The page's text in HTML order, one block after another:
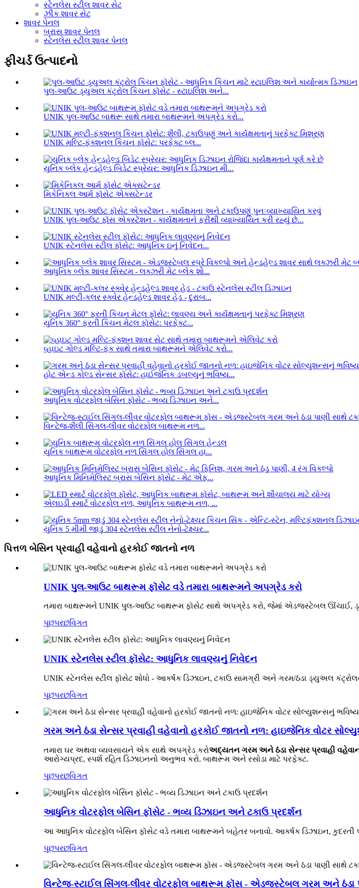
સ્ટેનલેસ સ્ટીલ શાવર સેટ
ઝીંક શાવર સેટ
શાવર પેનલ
બ્રાસ શાવર પેનલ
સ્ટેનલેસ સ્ટીલ શાવર પેનલ
ફીચર્ડ ઉત્પાદનો
પુલ-આઉટ ડ્યુઅલ કંટ્રોલ કિચન ફૉસેટ - સ્ટાઇલિશ અને...
UNIK પુલ-આઉટ બાથરૂ સાથે તમારા બાથરૂમને અપગ્રેડ કરો...
UNIK મલ્ટિ-ફંક્શનલ કિચન ફૉસેટ: પરફેક્ટ બ્લ...
યુનિક બ્લેક હેન્ડહેલ્ડ બિડેટ સ્પ્રેયર: આધુનિક ડિઝાઇન મી...
મિકેનિકલ આર્મ ફૉસેટ એક્સટેન્ડર
UNIK પુલ-આઉટ ફૉસ એક્સ્ટેંશન - કાર્યક્ષમતાને ફરીથી વ્યાખ્યાયિત કરી રહ્યું છે...
UNIK સ્ટેનલેસ સ્ટીલ ફૉસેટ: આધુનિક ઇનું નિવેદન...
આધુનિક બ્લેક શાવર સિસ્ટમ - લક્ઝરી મેટ બ્લેક શો...
UNIK મલ્ટી-કલર સ્ક્વેર હેન્ડહેલ્ડ શાવર હેડ - દુરાબ...
યુનિક 360° ફરતી કિચન મેટલ ફૉસેટ: પરફેક્ટ...
વ્હાઇટ ગોલ્ડ મલ્ટિ-ફંક સાથે તમારા બાથરૂમને એલિવેટ કરો...
હોટ એન્ડ કોલ્ડ સેન્સર ફૉસેટ: હાઈજેનિક ડબલ્યુનું ભવિષ્ય...
આધુનિક વોટરફોલ બેસિન ફૉસેટ - ભવ્ય ડિઝાઇન અને...
વિન્ટેજ-શૈલી સિંગલ-લીવર વોટરફોલ બાથરૂમ નળ...
યુનિક બાથરૂમ વોટરફોલ નળ સિંગલ હોલ સિંગલ હા...
આધુનિક મિનિમેલિસ્ટ બ્રાસ બેસિન ફૉસેટ - મેટ એફ...
એલઇડી સ્માર્ટ વોટરફોલ નળ, આધુનિક બાથરૂમ નળ, ...
યુનિક 5 મીમી જાડું 304 સ્ટેનલેસ સ્ટીલ નેનો-ટેક્ષ્ચર...
પિત્તળ બેસિન પ્રવાહી વહેવાનો હરકોઈ જાતનો નળ
UNIK પુલ-આઉટ બાથરૂમ ફૉસેટ વડે તમારા બાથરૂમને અપગ્રેડ કરો
તમારા બાથરૂમને UNIK પુલ-આઉટ બાથરૂમ ફૉસેટ સાથે અપગ્રેડ કરો, જેમાં એડજસ્ટેબલ ઊંચાઈ,
પૂછપરછવિગત
UNIK સ્ટેનલેસ સ્ટીલ ફૉસેટ: આધુનિક લાવણ્યનું નિવેદન
UNIK સ્ટેનલેસ સ્ટીલ ફૉસેટ શોધો - આકર્ષક ડિઝાઇન, ટકાઉ સામગ્રી અને ગરમ/ઠંડા ડ્યુઅલ
પૂછપરછવિગત
ગરમ અને ઠંડા સેન્સર પ્રવાહી વહેવાનો હરકોઈ જાતનો નળ: હાઇજેનિક વોટર
તમારા ઘર અથવા વ્યવસાયને એક સાથે અપગ્રેડ કરોઅદ્યતન ગરમ અને ઠંડા સેન્સર પ્રવાહી
આરોગ્યપ્રદ, સ્પર્શ રહિત ડિઝાઇનનો અનુભવ કરો. બાથરૂમ અને રસોડા માટે પરફેક્ટ.
પૂછપરછવિગત
આધુનિક વોટરફોલ બેસિન ફૉસેટ - ભવ્ય ડિઝાઇન અને ટકાઉ પ્રદર્શન
આ આધુનિક વોટરફોલ બેસિન ફૉસેટ વડે તમારા બાથરૂમને બહેતર બનાવો. આકર્ષક ડિઝાઇન, કુદરતી
પૂછપરછવિગત
વિન્ટેજ-સ્ટાઈલ સિંગલ-લીવર વોટરફોલ બાથરૂમ ફૉસ - એડજસ્ટેબલ ગરમ અને ઠંડા